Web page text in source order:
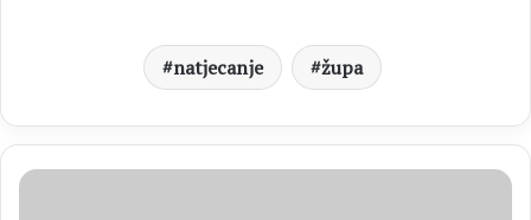
natjecanje župa
ATP